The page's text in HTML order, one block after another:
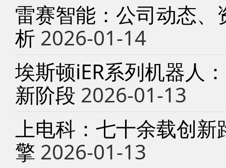
雷赛智能：公司动态
析 2026-01-14
埃斯顿iER系列机器人
新阶段 2026-01-13
上电科：七十余载创
擎 2026-01-13